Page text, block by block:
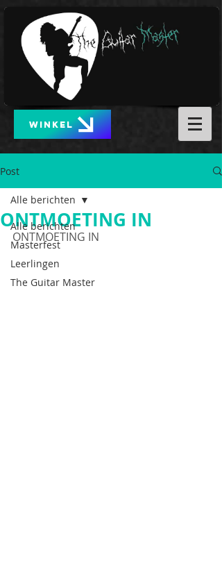
WINKEL
Post
Alle berichten
Masterfest
Leerlingen
The Guitar Master
Alle berichten
ONTMOETING IN
ONTMOETING IN